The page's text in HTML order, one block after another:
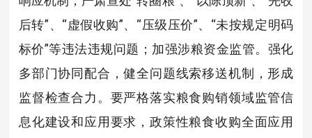
后转”、“虚假收购”、“压级压价”、“未按规定明码
标价”等违法违规问题；加强涉粮资金监管。强化
多部门协同配合，健全问题线索移送机制，形成
监督检查合力。要严格落实粮食购销领域监管信
息化建设和应用要求，政策性粮食收购全面应用